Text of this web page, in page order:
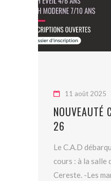
11 août 2025
NOUVEAUTÉ
26
Le C.A.D
cours : à la salle
Cereste. -Les